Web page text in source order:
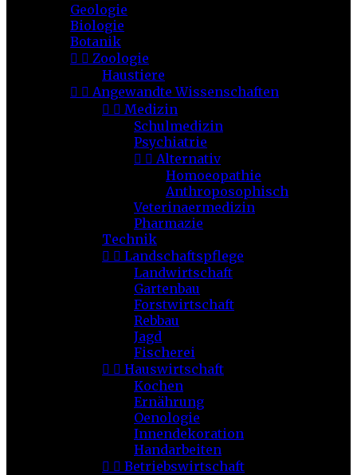
Geologie
Biologie
Botanik
  Zoologie
Haustiere
  Angewandte Wissenschaften
  Medizin
Schulmedizin
Psychiatrie
  Alternativ
Homoeopathie
Anthroposophisch
Veterinaermedizin
Pharmazie
Technik
  Landschaftspflege
Landwirtschaft
Gartenbau
Forstwirtschaft
Rebbau
Jagd
Fischerei
  Hauswirtschaft
Kochen
Ernährung
Oenologie
Innendekoration
Handarbeiten
  Betriebswirtschaft